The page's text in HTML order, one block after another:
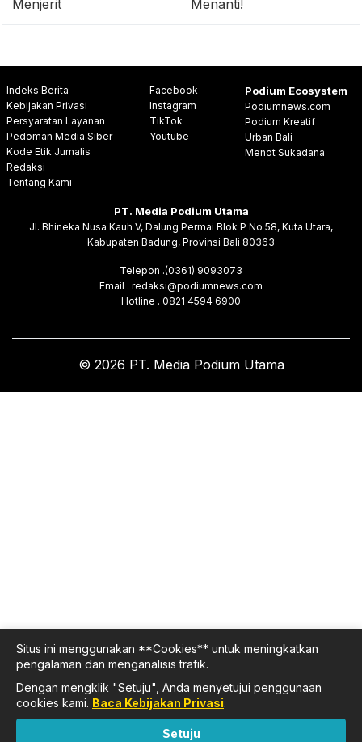
Menjerit
Menanti!
Indeks Berita
Kebijakan Privasi
Persyaratan Layanan
Pedoman Media Siber
Kode Etik Jurnalis
Redaksi
Tentang Kami
Facebook
Instagram
TikTok
Youtube
Podium Ecosystem
Podiumnews.com
Podium Kreatif
Urban Bali
Menot Sukadana
PT. Media Podium Utama
Jl. Bhineka Nusa Kauh V, Dalung Permai Blok P No 58, Kuta Utara,
Kabupaten Badung, Provinsi Bali 80363
Telepon .(0361) 9093073
Email . redaksi@podiumnews.com
Hotline . 0821 4594 6900
© 2026 PT. Media Podium Utama
Situs ini menggunakan **Cookies** untuk meningkatkan
pengalaman dan menganalisis trafik.
Dengan mengklik "Setuju", Anda menyetujui penggunaan
cookies kami. Baca Kebijakan Privasi.
Setuju